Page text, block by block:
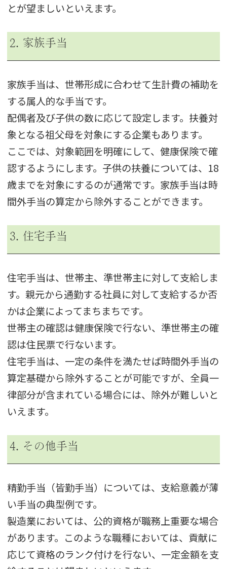
とが望ましいといえます。
2. 家族手当
家族手当は、世帯形成に合わせて生計費の補助を
する属人的な手当です。
配偶者及び子供の数に応じて設定します。扶養対
象となる祖父母を対象にする企業もあります。
ここでは、対象範囲を明確にして、健康保険で確
認するようにします。子供の扶養については、18
歳までを対象にするのが通常です。家族手当は時
間外手当の算定から除外することができます。
3. 住宅手当
住宅手当は、世帯主、準世帯主に対して支給しま
す。親元から通勤する社員に対して支給するか否
かは企業によってまちまちです。
世帯主の確認は健康保険で行ない、準世帯主の確
認は住民票で行ないます。
住宅手当は、一定の条件を満たせば時間外手当の
算定基礎から除外することが可能ですが、全員一
律部分が含まれている場合には、除外が難しいと
いえます。
4. その他手当
精勤手当（皆勤手当）については、支給意義が薄
い手当の典型例です。
製造業においては、公的資格が職務上重要な場合
があります。このような職種においては、貢献に
応じて資格のランク付けを行ない、一定金額を支